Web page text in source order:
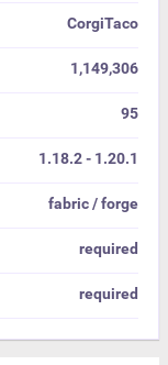
CorgiTaco
1,149,306
95
1.18.2 - 1.20.1
fabric / forge
required
required